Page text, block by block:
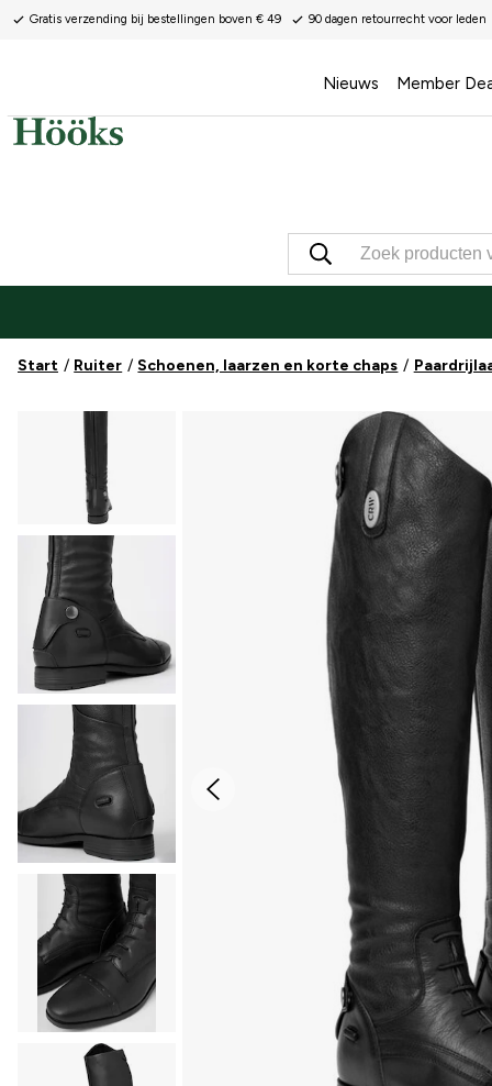
Gratis verzending bij bestellingen boven € 49 90 dagen retourrecht voor leden
Nieuws Member
Start Ruiter Schoenen, laarzen en korte chaps